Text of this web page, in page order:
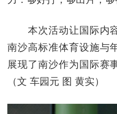
本次活动让国际内容
南沙高标准体育设施与
展现了南沙作为国际赛
（文 车园元 图 黄实）